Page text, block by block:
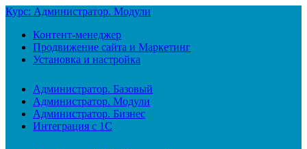
Курс: Администратор. Модули
Контент-менеджер
Продвижение сайта и Маркетинг
Установка и настройка
Администратор. Базовый
Администратор. Модули
Администратор. Бизнес
Интеграция с 1С